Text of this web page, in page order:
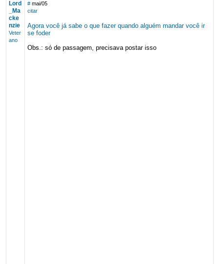
Lord
_Ma
cke
nzie
Veter
ano
# mai/05
citar
Agora você já sabe o que fazer quando alguém mandar você ir
se foder
Obs.: só de passagem, precisava postar isso